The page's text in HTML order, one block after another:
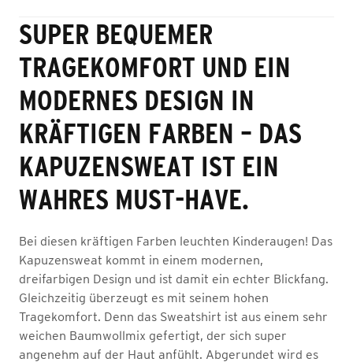
SUPER BEQUEMER
TRAGEKOMFORT UND EIN
MODERNES DESIGN IN
KRÄFTIGEN FARBEN – DAS
KAPUZENSWEAT IST EIN
WAHRES MUST-HAVE.
Bei diesen kräftigen Farben leuchten Kinderaugen! Das
Kapuzensweat kommt in einem modernen,
dreifarbigen Design und ist damit ein echter Blickfang.
Gleichzeitig überzeugt es mit seinem hohen
Tragekomfort. Denn das Sweatshirt ist aus einem sehr
weichen Baumwollmix gefertigt, der sich super
angenehm auf der Haut anfühlt. Abgerundet wird es